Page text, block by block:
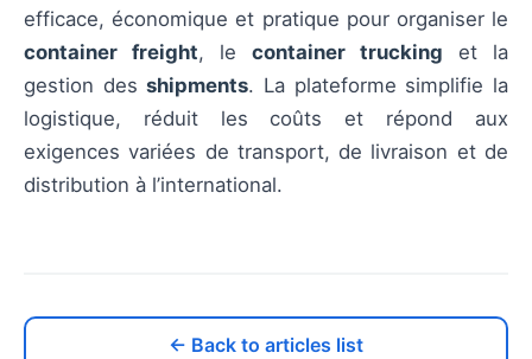
efficace, économique et pratique pour organiser le
container freight, le container trucking et la
gestion desshipments. La plateforme simplifie la
logistique, réduit les coûts et répond aux
exigences variées de transport, de livraison et de
distribution à l’international.
← Back to articles list